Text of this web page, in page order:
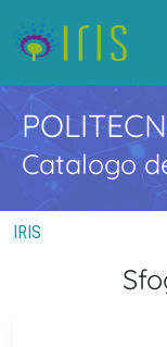
Catalogo
IRIS